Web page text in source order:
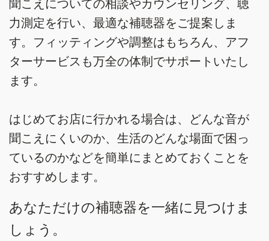
聞こえについての相談やカウンセリング、聴
力測定を行い、最適な補聴器をご提案しま
す。フィッティングや調整はもちろん、アフ
ターサービスも万全の体制でサポートいたし
ます。
はじめてお店に行かれる場合は、どんな音が
聞こえにくいのか、生活のどんな場面で困っ
ているのかなどを簡単にまとめておくことを
おすすめします。
あなただけの補聴器を一緒に見つけま
しょう。